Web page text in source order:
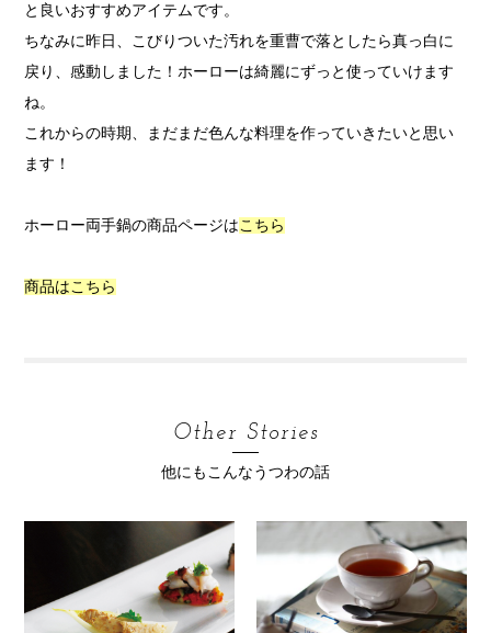
と良いおすすめアイテムです。
ちなみに昨日、こびりついた汚れを重曹で落としたら真っ白に
戻り、感動しました！ホーローは綺麗にずっと使っていけます
ね。
これからの時期、まだまだ色んな料理を作っていきたいと思い
ます！
ホーロー両手鍋の商品ページは こちら
商品はこちら
Other Stories
他にもこんなうつわの話